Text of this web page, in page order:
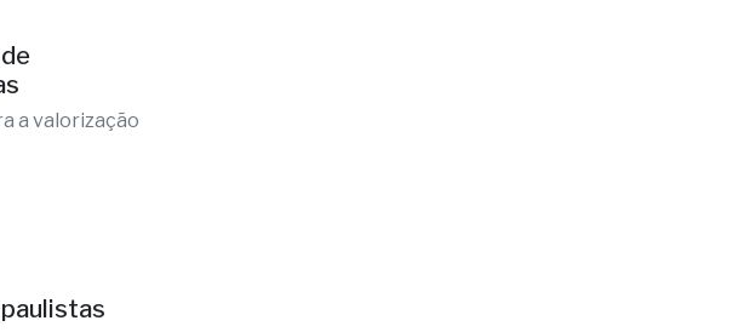
a valorização